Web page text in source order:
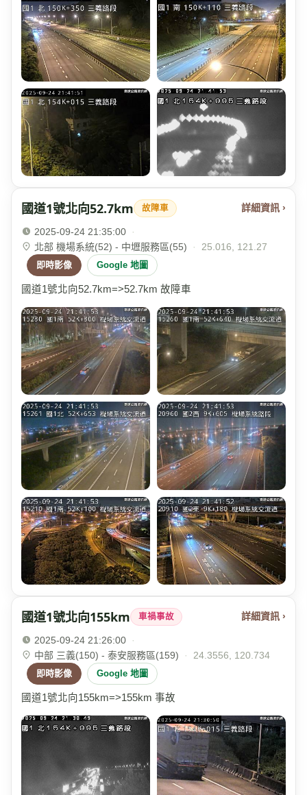
國道1號北向52.7km 故障車 詳細資訊 ›
2025-09-24 21:35:00
·
北部 機場系統(52) - 中壢服務區(55)
· 25.016, 121.27
即時影像 Google 地圖
國道1號北向52.7km=>52.7km 故障車
國道1號北向155km 車禍事故 詳細資訊 ›
2025-09-24 21:26:00
·
中部 三義(150) - 泰安服務區(159)
· 24.3556, 120.734
即時影像 Google 地圖
國道1號北向155km=>155km 事故